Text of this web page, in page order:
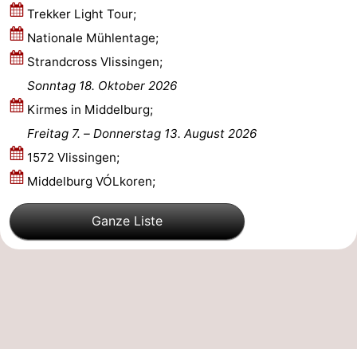
Trekker Light Tour;
Nationale Mühlentage;
Strandcross Vlissingen;
Sonntag 18. Oktober 2026
Kirmes in Middelburg;
Freitag 7. – Donnerstag 13. August 2026
1572 Vlissingen;
Middelburg VÓLkoren;
Ganze Liste